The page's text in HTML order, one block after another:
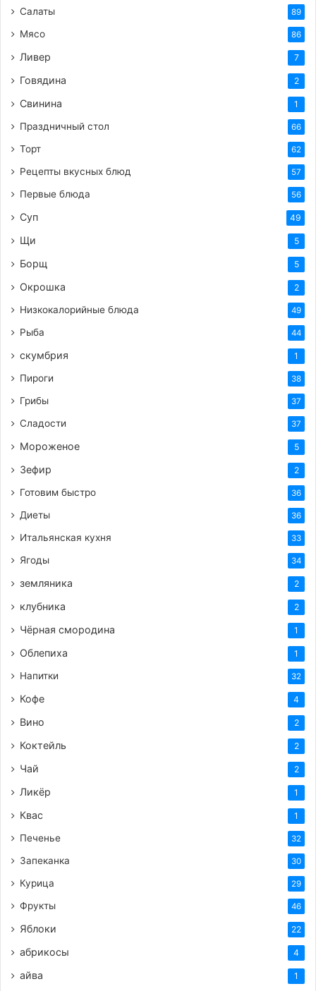
Салаты 89
Мясо 86
Ливер 7
Говядина 2
Свинина 1
Праздничный стол 66
Торт 62
Рецепты вкусных блюд 57
Первые блюда 56
Суп 49
Щи 5
Борщ 5
Окрошка 2
Низкокалорийные блюда 49
Рыба 44
скумбрия 1
Пироги 38
Грибы 37
Сладости 37
Мороженое 5
Зефир 2
Готовим быстро 36
Диеты 36
Итальянская кухня 33
Ягоды 34
земляника 2
клубника 2
Чёрная смородина 1
Облепиха 1
Напитки 32
Кофе 4
Вино 2
Коктейль 2
Чай 2
Ликёр 1
Квас 1
Печенье 32
Запеканка 30
Курица 29
Фрукты 46
Яблоки 22
абрикосы 4
айва 1